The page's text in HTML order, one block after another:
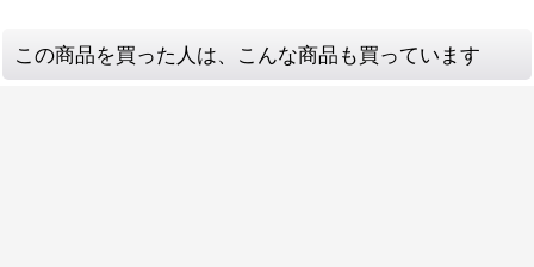
この商品を買った人は、こんな商品も買っています